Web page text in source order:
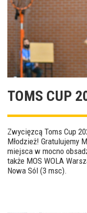
TOMS CUP
Zwycięzcą Toms Cup
Młodzież! Gratulujemy
miejsca w mocno
także MOS WOLA
Nowa Sól (3 msc).